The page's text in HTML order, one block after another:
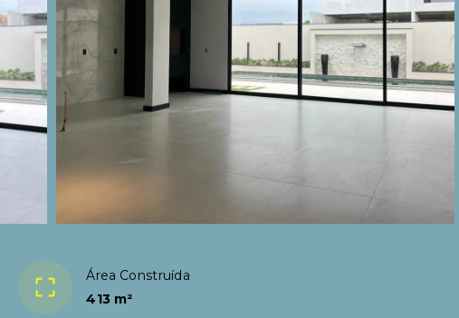
Área Construída
413 m²